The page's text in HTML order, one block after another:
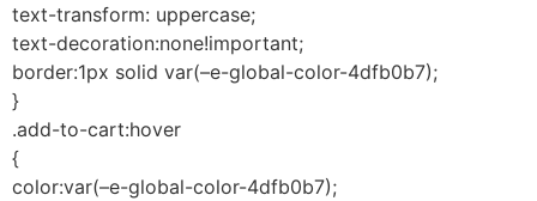
text-transform: uppercase;
text-decoration:none!important;
border:1px solid var(–e-global-color-4dfb0b7);
}
.add-to-cart:hover
{
color:var(–e-global-color-4dfb0b7);